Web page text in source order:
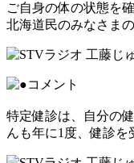
ご自身の体の状態を
北海道民のみなさま
特定健診は、自分の
んも年に1度、健診を